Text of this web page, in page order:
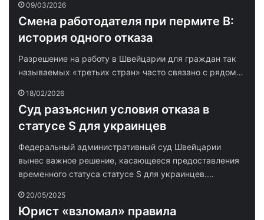
09/03/2026
Смена работодателя при пермите B:
история одного отказа
Разрешение на работу в Швейцарии для граждан так
называемых «третьих стран» часто связано с рядом…
18/02/2026
Суд разъяснил условия отказа в
статусе S для украинцев
Федеральный административный суд Швейцарии
вынес важное решение, касающееся предоставления
временного статуса статусе S для украинцев.…
20/05/2025
Юрист «взломал» правила